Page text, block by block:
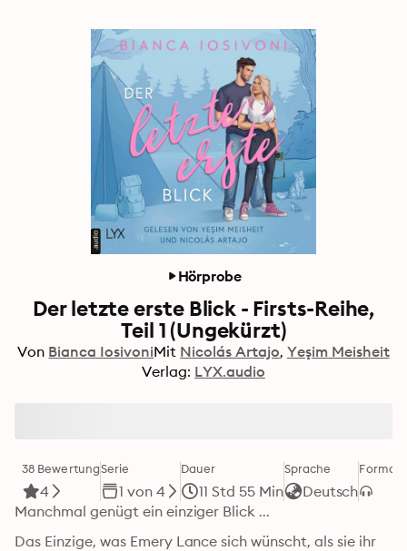
Hörprobe
Der letzte erste Blick - Firsts-Reihe,
Teil 1 (Ungekürzt)
Von Bianca IosivoniMit Nicolás Artajo Yeşim Meisheit
Verlag: LYX.audio
38 Bewertung
4
Serie
1 von 4
Dauer
11 Std 55 Min
Sprache
Deutsch
Format
Manchmal genügt ein einziger Blick ...
Das Einzige, was Emery Lance sich wünscht, als sie ihr